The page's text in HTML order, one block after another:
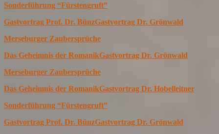
Sonderführung “Fürstengruft”
Gastvortrag Prof. Dr. BünzGastvortrag Dr. Grönwald
Merseburger Zaubersprüche
Das Geheimnis der RomanikGastvortrag Dr. Grönwald
Merseburger Zaubersprüche
Das Geheimnis der RomanikGastvortrag Dr. Hobelleitner
Sonderführung “Fürstengruft”
Gastvortrag Prof. Dr. BünzGastvortrag Dr. Grönwald